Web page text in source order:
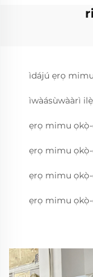
ìdájú ẹrọ
ìwàásùwààrì
ẹrọ mimu
ẹrọ mimu
ẹrọ mimu
ẹrọ mimu